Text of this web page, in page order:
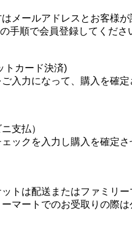
メールアドレスとお客様
手順で会員登録してくださ
トカード決済)
入力になって、購入を確
支払）
ックを入力し購入を確定
トは配送またはファミリ
マートでのお受取りの際